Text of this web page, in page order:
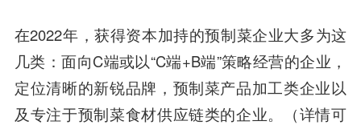
在2022年，获得资本加持的预制菜企业大多为这
几类：面向C端或以“C端+B端”策略经营的企业，
定位清晰的新锐品牌，预制菜产品加工类企业以
及专注于预制菜食材供应链类的企业。（详情可